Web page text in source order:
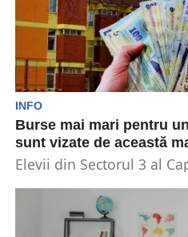
INFO
Burse mai mari pentru
sunt vizate de această
Elevii din Sectorul 3 al